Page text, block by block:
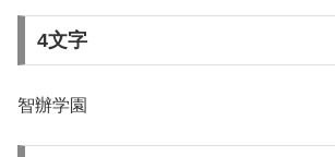
4文字
智辦学園